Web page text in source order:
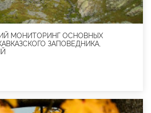
МОНИТОРИНГ ОСНОВНЫХ
ЗАПОВЕДНИКА,